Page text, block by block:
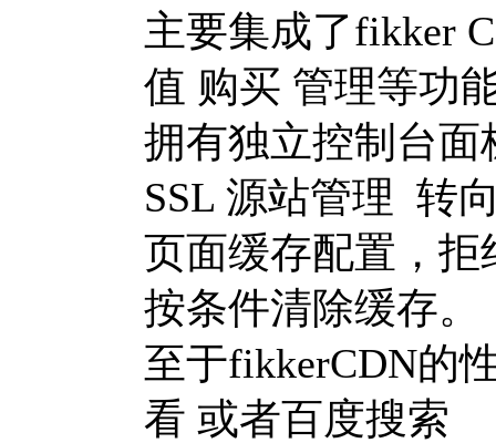
主要集成了fikker
值 购买 管理等功
拥有独立控制台
SSL 源站管理 转
页面缓存配置，
按条件清除缓存。
至于fikkerCDN的
看 或者百度搜索